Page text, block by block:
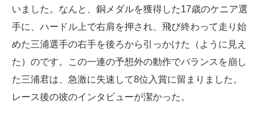
いました。なんと、銅メダルを獲得した17歳のケニア選
手に、ハードル上で右肩を押され、飛び終わって走り始
めた三浦選手の右手を後ろから引っかけた（ように見え
た）のです。この一連の予想外の動作でバランスを崩し
た三浦君は、急激に失速して8位入賞に留まりました。
レース後の彼のインタビューが潔かった。